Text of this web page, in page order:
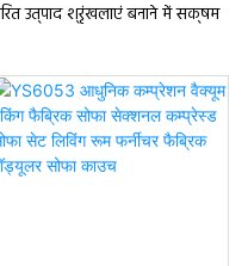
उत्पाद श्रृंखलाएं बनाने में सक्षम